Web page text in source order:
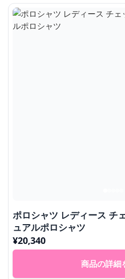
ポロシャツ レディース チ
ュアルポロシャツ
¥20,340
商品の詳細